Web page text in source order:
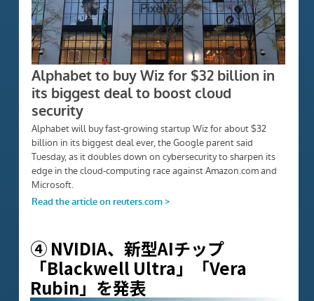
④ NVIDIA、新型AIチップ
「Blackwell Ultra」「Vera
Rubin」を発表